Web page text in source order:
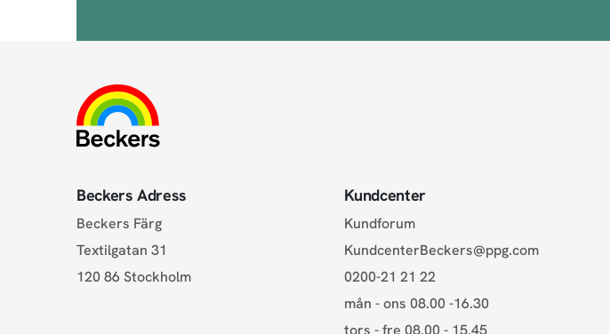
Beckers Adress
Beckers Färg
Textilgatan 31
120 86 Stockholm
Kundcenter
Kundforum
KundcenterBeckers@ppg.com
0200-21 21 22
mån - ons 08.00 -16.30
tors - fre 08.00 - 15.45